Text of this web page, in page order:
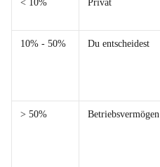
< 10% Privat
10% - 50% Du entscheidest
> 50% Betriebsvermögen